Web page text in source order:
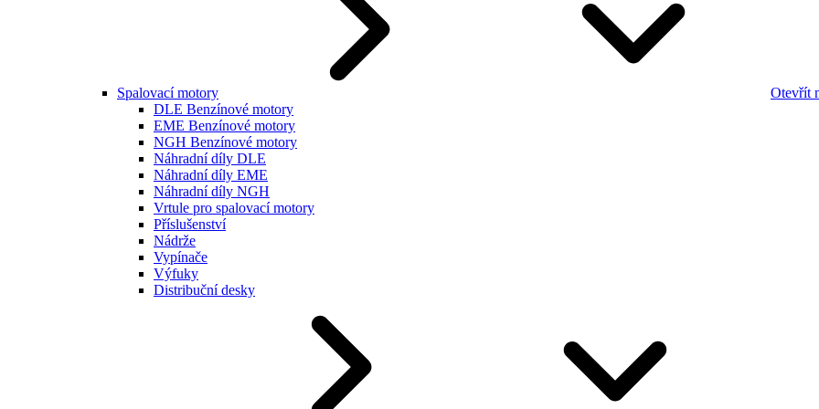
Spalovací motory
Otevřít
DLE Benzínové motory
EME Benzínové motory
NGH Benzínové motory
Náhradní díly DLE
Náhradní díly EME
Náhradní díly NGH
Vrtule pro spalovací motory
Příslušenství
Nádrže
Vypínače
Výfuky
Distribuční desky